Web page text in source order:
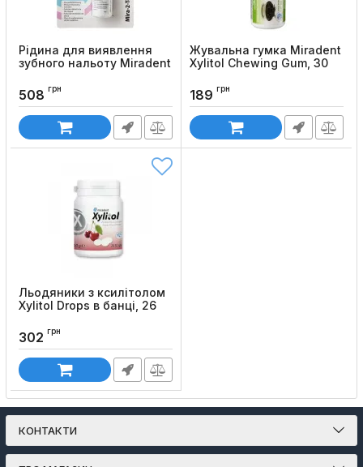
Рідина для виявлення
зубного нальоту Miradent
Код товару:
508 грн
Жувальна гумка Miradent
Xylitol Chewing Gum, 30
Код товару:
189 грн
Льодяники з ксилітолом
Xylitol Drops в банці, 26
Код товару:
302 грн
КОНТАКТИ